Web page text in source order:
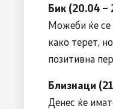
Бик (20.04 –
Можеби ќе се
како терет,
позитивна
Близнаци
Денес ќе